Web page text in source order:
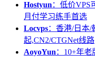
Hostyun ：低价VPS
月付学习练手首选
Locvps：香港/日本/
起,CN2/CTGNet线路
AoyoYun ：10+年